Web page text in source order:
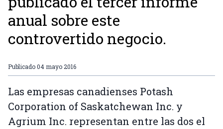
anual sobre este
controvertido negocio.
Publicado04 mayo 2016
Las empresas canadienses Potash
Corporation of Saskatchewan Inc. y
Agrium Inc. representan entre las dos el